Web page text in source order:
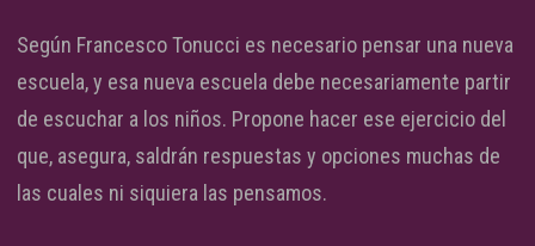
Según Francesco Tonucci es necesario pensar una nueva
escuela, y esa nueva escuela debe necesariamente partir
de escuchar a los niños. Propone hacer ese ejercicio del
que, asegura, saldrán respuestas y opciones muchas de
las cuales ni siquiera las pensamos.